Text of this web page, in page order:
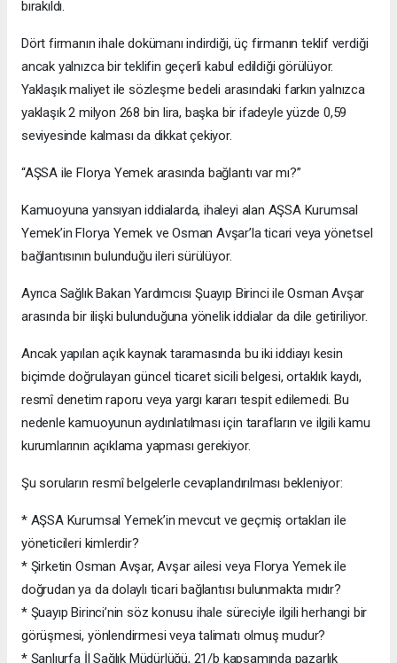
bırakıldı.
Dört firmanın ihale dokümanı indirdiği, üç firmanın teklif verdiği
ancak yalnızca bir teklifin geçerli kabul edildiği görülüyor.
Yaklaşık maliyet ile sözleşme bedeli arasındaki farkın yalnızca
yaklaşık 2 milyon 268 bin lira, başka bir ifadeyle yüzde 0,59
seviyesinde kalması da dikkat çekiyor.
“AŞSA ile Florya Yemek arasında bağlantı var mı?”
Kamuoyuna yansıyan iddialarda, ihaleyi alan AŞSA Kurumsal
Yemek’in Florya Yemek ve Osman Avşar’la ticari veya yönetsel
bağlantısının bulunduğu ileri sürülüyor.
Ayrıca Sağlık Bakan Yardımcısı Şuayıp Birinci ile Osman Avşar
arasında bir ilişki bulunduğuna yönelik iddialar da dile getiriliyor.
Ancak yapılan açık kaynak taramasında bu iki iddiayı kesin
biçimde doğrulayan güncel ticaret sicili belgesi, ortaklık kaydı,
resmî denetim raporu veya yargı kararı tespit edilemedi. Bu
nedenle kamuoyunun aydınlatılması için tarafların ve ilgili kamu
kurumlarının açıklama yapması gerekiyor.
Şu soruların resmî belgelerle cevaplandırılması bekleniyor:
* AŞSA Kurumsal Yemek’in mevcut ve geçmiş ortakları ile
yöneticileri kimlerdir?
* Şirketin Osman Avşar, Avşar ailesi veya Florya Yemek ile
doğrudan ya da dolaylı ticari bağlantısı bulunmakta mıdır?
* Şuayıp Birinci’nin söz konusu ihale süreciyle ilgili herhangi bir
görüşmesi, yönlendirmesi veya talimatı olmuş mudur?
* Şanlıurfa İl Sağlık Müdürlüğü, 21/b kapsamında pazarlık